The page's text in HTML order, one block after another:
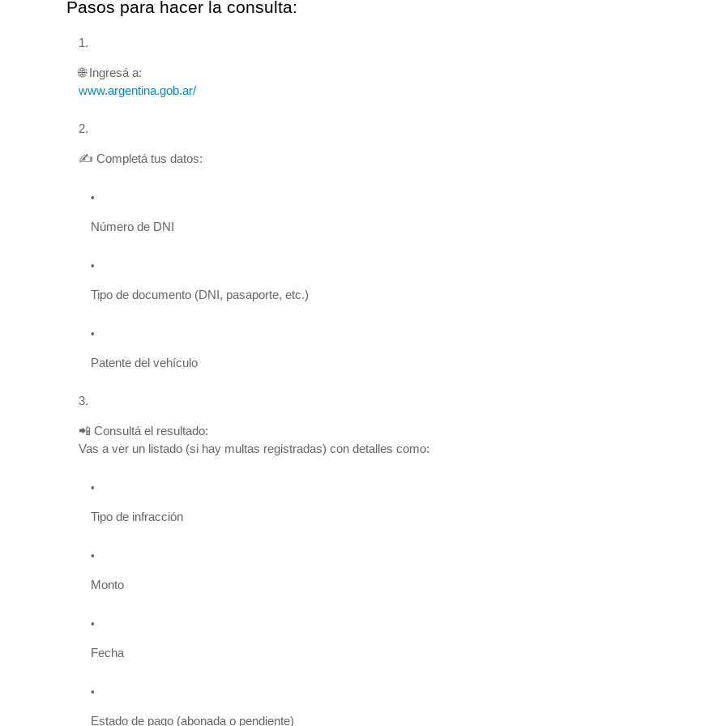
Pasos para hacer la consulta:
🌐 Ingresá a:
www.argentina.gob.ar/
✍️ Completá tus datos:
Número de DNI
Tipo de documento (DNI, pasaporte, etc.)
Patente del vehículo
📲 Consultá el resultado:
Vas a ver un listado (si hay multas registradas) con detalles como:
Tipo de infracción
Monto
Fecha
Estado de pago (abonada o pendiente)